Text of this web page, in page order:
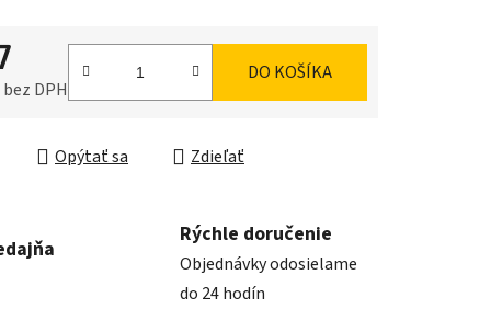
DPH
DO KOŠÍKA
Opýtať sa Zdieľať
Rýchle doručenie
Objednávky odosielame
do 24 hodín